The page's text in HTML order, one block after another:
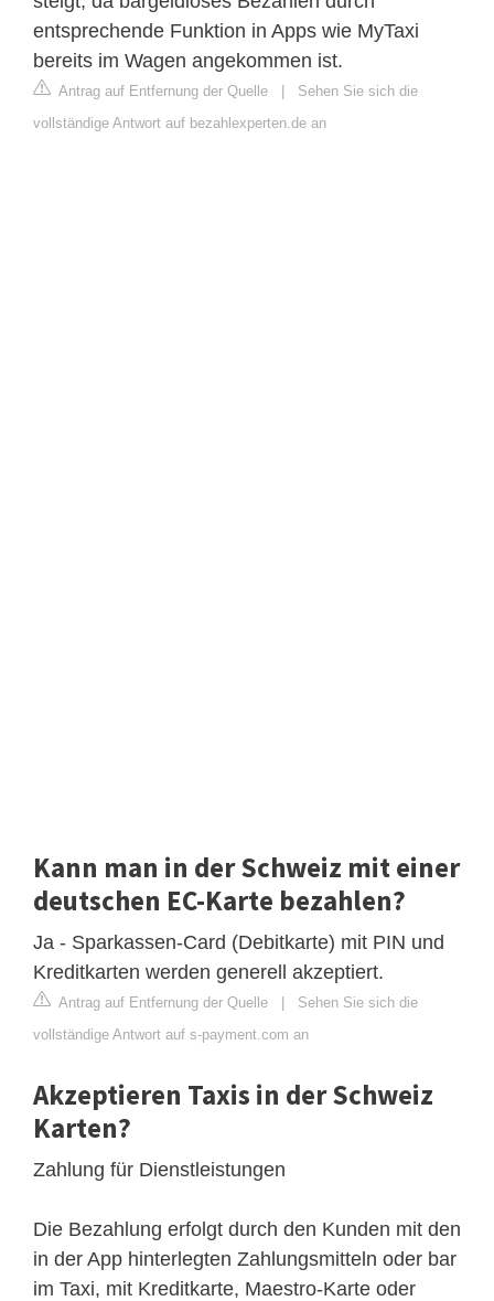
entsprechende Funktion in Apps wie MyTaxi
bereits im Wagen angekommen ist.
Antrag auf Entfernung der Quelle | Sehen Sie sich die
vollständige Antwort auf bezahlexperten.de an
Kann man in der Schweiz mit einer
deutschen EC-Karte bezahlen?
Ja - Sparkassen-Card (Debitkarte) mit PIN und
Kreditkarten werden generell akzeptiert.
Antrag auf Entfernung der Quelle | Sehen Sie sich die
vollständige Antwort auf s-payment.com an
Akzeptieren Taxis in der Schweiz
Karten?
Zahlung für Dienstleistungen
Die Bezahlung erfolgt durch den Kunden mit den
in der App hinterlegten Zahlungsmitteln oder bar
im Taxi, mit Kreditkarte, Maestro-Karte oder